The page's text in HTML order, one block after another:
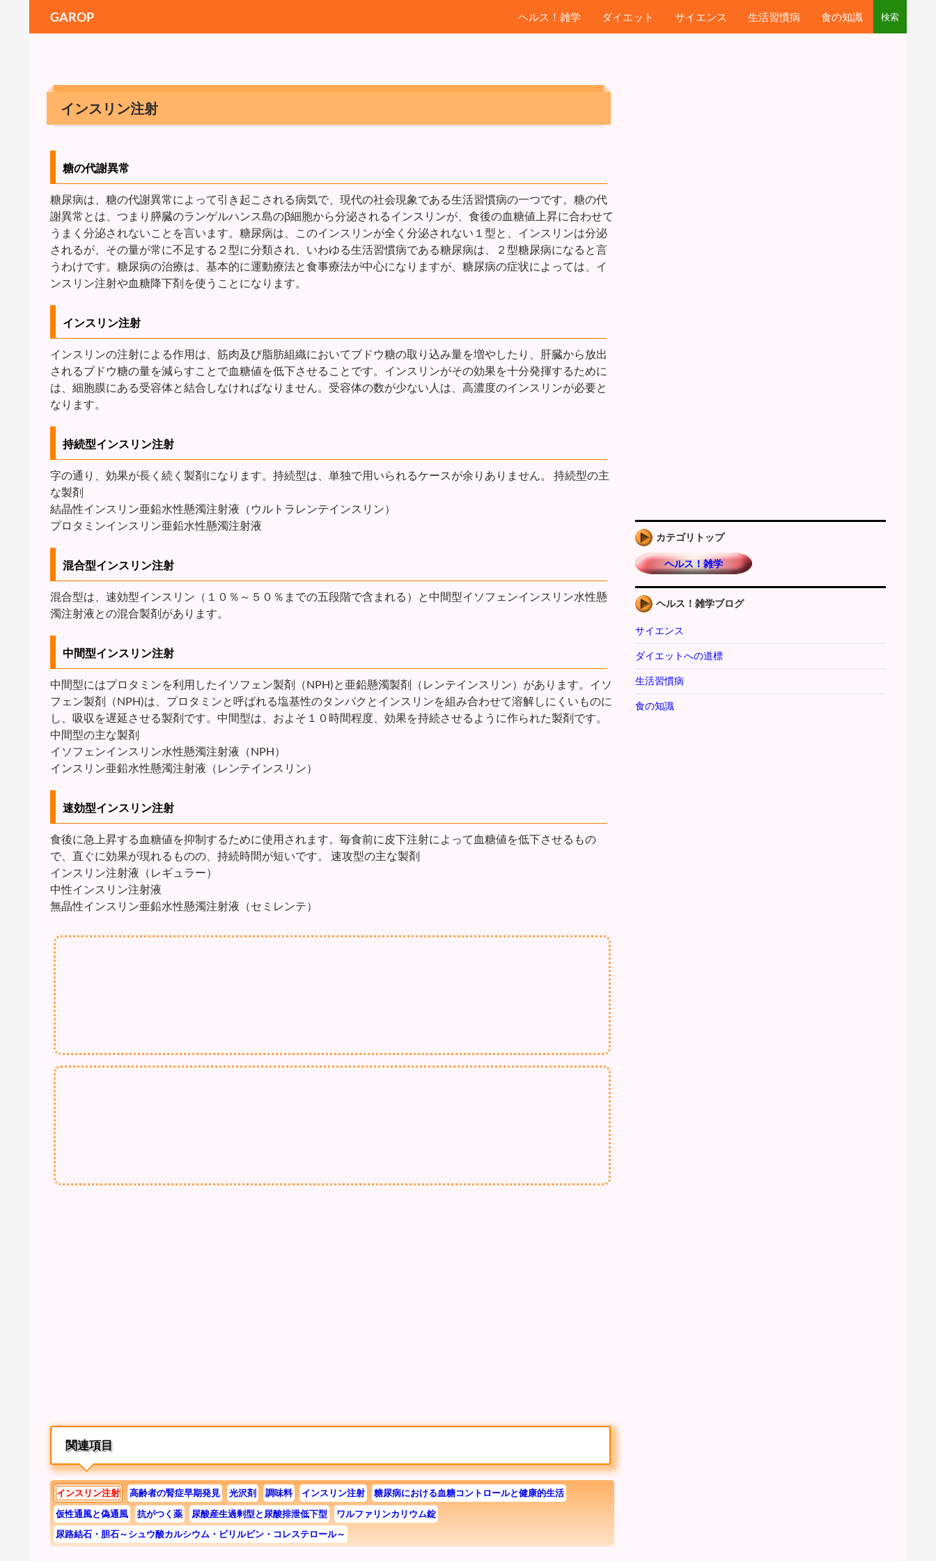
GAROP ヘルス！雑学 ダイエット サイエンス 生活習慣病 食の知識
インスリン注射
糖の代謝異常
糖尿病は、糖の代謝異常によって引き起こされる病気で、現代の社会現象である生活習慣病の一つです。糖の代
謝異常とは、つまり膵臓のランゲルハンス島のβ細胞から分泌されるインスリンが、食後の血糖値上昇に合わせて
うまく分泌されないことを言います。糖尿病は、このインスリンが全く分泌されない１型と、インスリンは分泌
されるが、その量が常に不足する２型に分類され、いわゆる生活習慣病である糖尿病は、２型糖尿病になると言
うわけです。糖尿病の治療は、基本的に運動療法と食事療法が中心になりますが、糖尿病の症状によっては、イ
ンスリン注射や血糖降下剤を使うことになります。
インスリン注射
インスリンの注射による作用は、筋肉及び脂肪組織においてブドウ糖の取り込み量を増やしたり、肝臓から放出
されるブドウ糖の量を減らすことで血糖値を低下させることです。インスリンがその効果を十分発揮するために
は、細胞膜にある受容体と結合しなければなりません。受容体の数が少ない人は、高濃度のインスリンが必要と
なります。
持続型インスリン注射
字の通り、効果が長く続く製剤になります。持続型は、単独で用いられるケースが余りありません。 持続型の主
な製剤
結晶性インスリン亜鉛水性懸濁注射液（ウルトラレンテインスリン）
プロタミンインスリン亜鉛水性懸濁注射液
混合型インスリン注射
混合型は、速効型インスリン（１０％～５０％までの五段階で含まれる）と中間型イソフェンインスリン水性懸
濁注射液との混合製剤があります。
中間型インスリン注射
中間型にはプロタミンを利用したイソフェン製剤（NPH)と亜鉛懸濁製剤（レンテインスリン）があります。イソ
フェン製剤（NPH)は、プロタミンと呼ばれる塩基性のタンパクとインスリンを組み合わせて溶解しにくいものに
し、吸収を遅延させる製剤です。中間型は、およそ１０時間程度、効果を持続させるように作られた製剤です。
中間型の主な製剤
イソフェンインスリン水性懸濁注射液（NPH）
インスリン亜鉛水性懸濁注射液（レンテインスリン）
速効型インスリン注射
食後に急上昇する血糖値を抑制するために使用されます。毎食前に皮下注射によって血糖値を低下させるもの
で、直ぐに効果が現れるものの、持続時間が短いです。 速攻型の主な製剤
インスリン注射液（レギュラー）
中性インスリン注射液
無晶性インスリン亜鉛水性懸濁注射液（セミレンテ）
関連項目
インスリン注射 高齢者の腎症早期発見 光沢剤 調味料 インスリン注射
糖尿病における血糖コントロールと健康的生活
仮性通風と偽通風
抗がつく薬 尿酸産生過剰型と尿酸排泄低下型
ワルファリンカリウム錠
尿路結石・胆石～シュウ酸カルシウム・ビリルビン・コレステロール～
カテゴリトップ
ヘルス！雑学
ヘルス！雑学ブログ
サイエンス
ダイエットへの道標
生活習慣病
食の知識